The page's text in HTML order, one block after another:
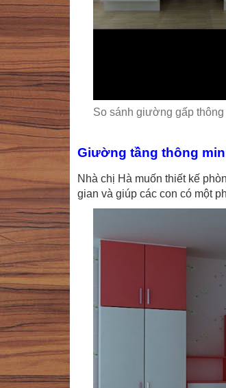
So sánh giường gấp
Giường tầng thông
Nhà chị Hà muốn thiết kế
gian và giúp các con có một